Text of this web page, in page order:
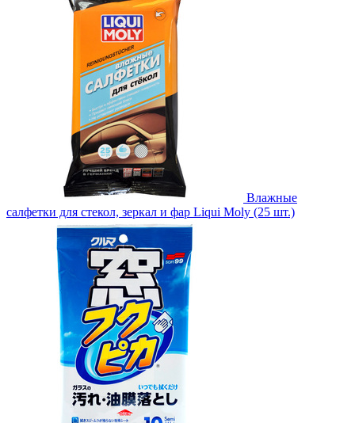
Влажные
салфетки для стекол, зеркал и фар Liqui Moly (25 шт.)